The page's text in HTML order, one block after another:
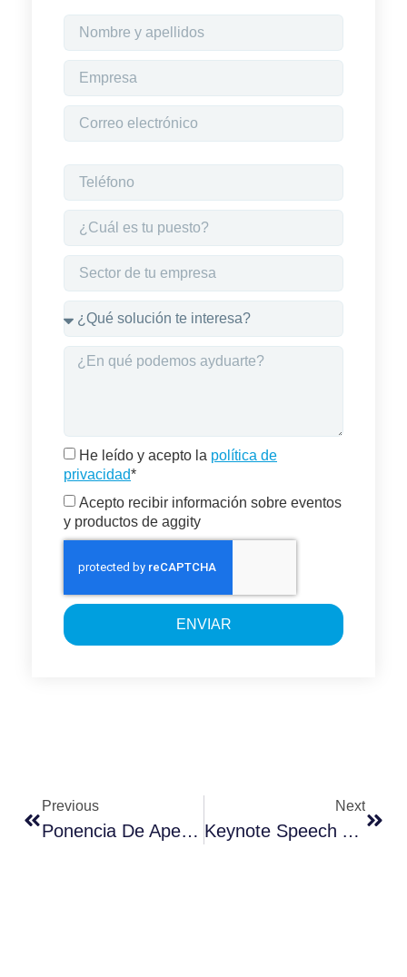
He leído y acepto la política de
privacidad*
Acepto recibir información sobre eventos
y productos de aggity
ENVIAR
Previous
Ponencia De Apertura En La Jornada De La Unió D’Hospitals En Esade
Next
Keynote Speech At The Unió D’Hospitals Conference At Esade